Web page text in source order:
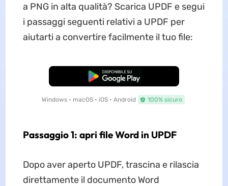
a PNG in alta qualità? Scarica UPDF e segui
i passaggi seguenti relativi a UPDF per
aiutarti a convertire facilmente il tuo file:
Download Gratis
Windows • macOS • iOS • Android 100% sicuro
Passaggio 1: apri file Word in UPDF
Dopo aver aperto UPDF, trascina e rilascia
direttamente il documento Word